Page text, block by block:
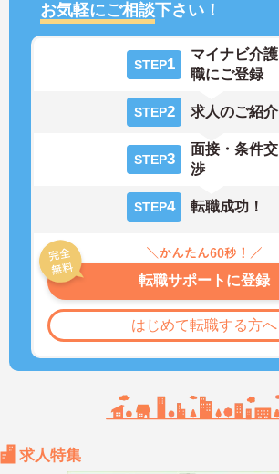
お気軽にご相談下さい！
STEP1
マイナビ介護
職にご登録
STEP2 求人のご紹介
STEP3
面接・条件交
渉
STEP4 転職成功！
転職サポートに登録
はじめて転職する方へ
求人特集